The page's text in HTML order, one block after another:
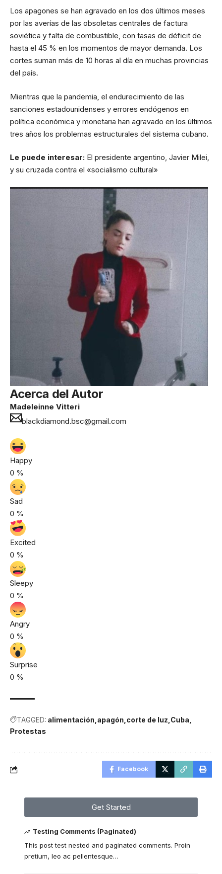
Los apagones se han agravado en los dos últimos meses
por las averías de las obsoletas centrales de factura
soviética y falta de combustible, con tasas de déficit de
hasta el 45 % en los momentos de mayor demanda. Los
cortes suman más de 10 horas al día en muchas provincias
del país.
Mientras que la pandemia, el endurecimiento de las
sanciones estadounidenses y errores endógenos en
política económica y monetaria han agravado en los últimos
tres años los problemas estructurales del sistema cubano.
Le puede interesar: El presidente argentino, Javier Milei,
y su cruzada contra el «socialismo cultural»
Acerca del Autor
Madeleinne Vitteri
blackdiamond.bsc@gmail.com
Happy
0 %
Sad
0 %
Excited
0 %
Sleepy
0 %
Angry
0 %
Surprise
0 %
TAGGED: alimentación apagón corte de luz Cuba
Protestas
Facebook
Get Started
Testing Comments (Paginated)
This post test nested and paginated comments. Proin
pretium, leo ac pellentesque…